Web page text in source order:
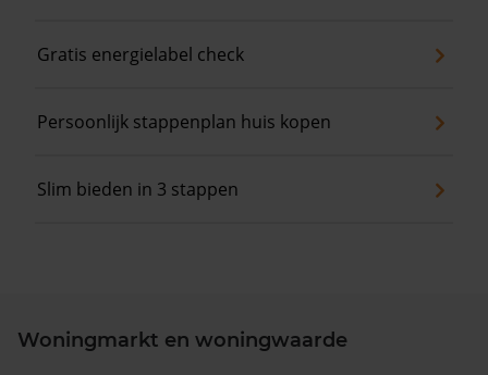
Gratis energielabel check
Persoonlijk stappenplan huis kopen
Slim bieden in 3 stappen
Woningmarkt en woningwaarde